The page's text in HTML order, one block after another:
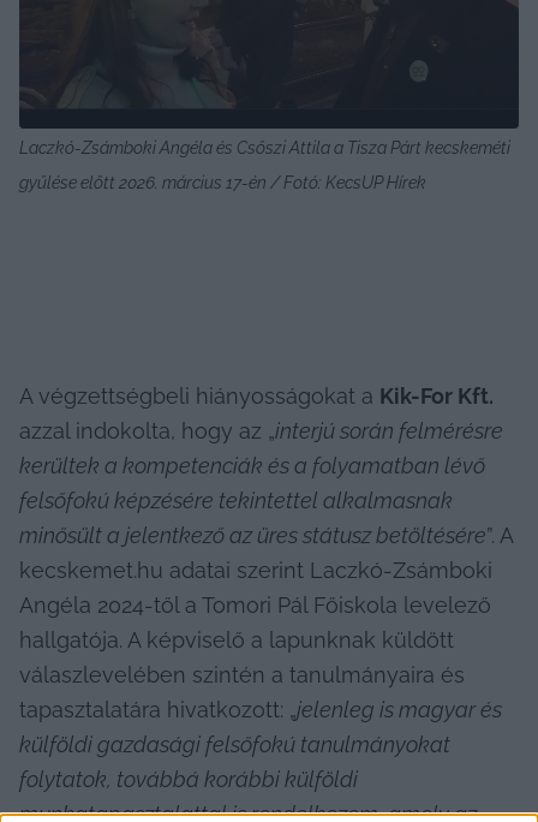
Laczkó-Zsámboki Angéla és Csőszi Attila a Tisza Párt kecskeméti
gyűlése előtt 2026. március 17-én / Fotó: KecsUP Hírek
A végzettségbeli hiányosságokat a Kik-For Kft.
azzal indokolta, hogy az „interjú során felmérésre
kerültek a kompetenciák és a folyamatban lévő
felsőfokú képzésére tekintettel alkalmasnak
minősült a jelentkező az üres státusz betöltésére”. A
kecskemet.hu adatai szerint Laczkó-Zsámboki
Angéla 2024-től a Tomori Pál Főiskola levelező
hallgatója. A képviselő a lapunknak küldött
válaszlevelében szintén a tanulmányaira és
tapasztalatára hivatkozott: „jelenleg is magyar és
külföldi gazdasági felsőfokú tanulmányokat
folytatok, továbbá korábbi külföldi
munkatapasztalattal is rendelkezem, amely az